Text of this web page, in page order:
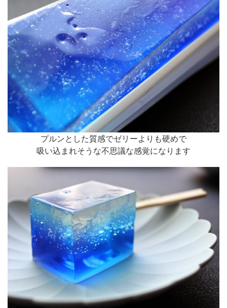
プルンとした質感でゼリーよりも硬めで
吸い込まれそうな不思議な感覚になります